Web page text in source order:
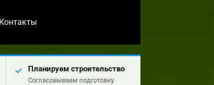
Контакты
Планируем строительство
Согласовываем подготовку